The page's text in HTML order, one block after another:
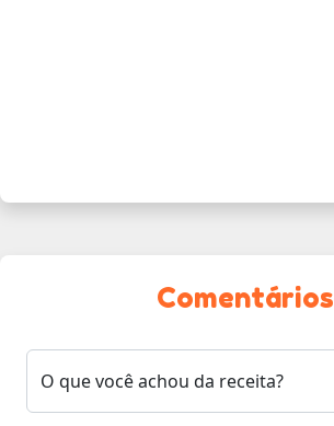
Comentários
O que você achou da receita?